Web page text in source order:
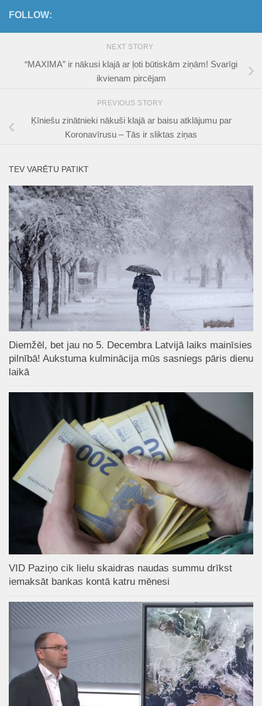
FOLLOW:
NEXT STORY
“MAXIMA” ir nākusi klajā ar ļoti būtiskām ziņām! Svarīgi
ikvienam pircējam
PREVIOUS STORY
Ķīniešu zinātnieki nākuši klajā ar baisu atklājumu par
Koronavīrusu – Tās ir sliktas ziņas
TEV VARĒTU PATIKT
Diemžēl, bet jau no 5. Decembra Latvijā laiks mainīsies
pilnībā! Aukstuma kulminācija mūs sasniegs pāris dienu
laikā
VID Paziņo cik lielu skaidras naudas summu drīkst
iemaksāt bankas kontā katru mēnesi